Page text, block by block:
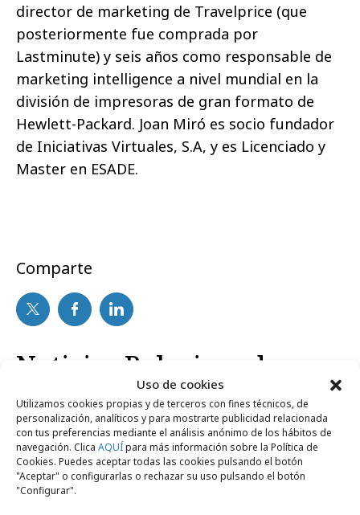
Uso de cookies
Utilizamos cookies propias y de terceros con fines técnicos, de
personalización, analíticos y para mostrarte publicidad relacionada
con tus preferencias mediante el análisis anónimo de los hábitos de
navegación. Clica AQUÍpara más información sobre la Política de
Cookies. Puedes aceptar todas las cookies pulsando el botón
"Aceptar" o configurarlas o rechazar su uso pulsando el botón
"Configurar".
director de marketing de Travelprice (que
posteriormente fue comprada por
Lastminute) y seis años como responsable de
marketing intelligence a nivel mundial en la
división de impresoras de gran formato de
Hewlett-Packard. Joan Miró es socio fundador
de Iniciativas Virtuales, S.A, y es Licenciado y
Master en ESADE.
Comparte
Noticias Relacionadas
Formación y estudios